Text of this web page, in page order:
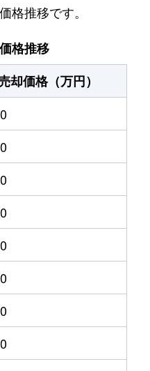
沼津 徒歩15分
沼津
沼津 徒歩5分
沼津
沼津
沼津
沼津
沼津
沼津
沼津
沼津
格推移です。
格推移
却価格（万円）